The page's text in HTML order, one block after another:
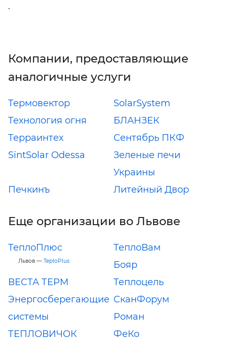
.
Компании, предоставляющие
аналогичные услуги
Термовектор
SolarSystem
Технология огня
БЛАНЗЕК
Терраинтех
Сентябрь ПКФ
SintSolar Odessa
Зеленые печи
Украины
Печкинъ
Литейный Двор
Еще организации во Львове
ТеплоПлюс
Львов — TeploPlus
ТеплоВам
Бояр
ВЕСТА ТЕРМ
Теплоцель
Энергосберегающие
системы
СканФорум
Роман
ТЕПЛОВИЧОК
ФеКо